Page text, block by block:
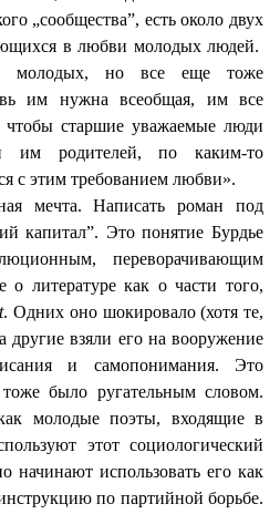
„сообщества”, есть около двух
в любви молодых людей.
молодых, но все еще тоже
им нужна всеобщая, им все
чтобы старшие уважаемые люди
им родителей, по каким-то
с этим требованием любви».
мечта. Написать роман под
капитал”. Это понятие Бурдье
переворачивающим
о литературе как о части того,
. Одних оно шокировало (хотя те,
взяли его на вооружение
и самопонимания. Это
тоже было ругательным словом.
молодые поэты, входящие в
этот социологический
начинают использовать его как
по партийной борьбе.